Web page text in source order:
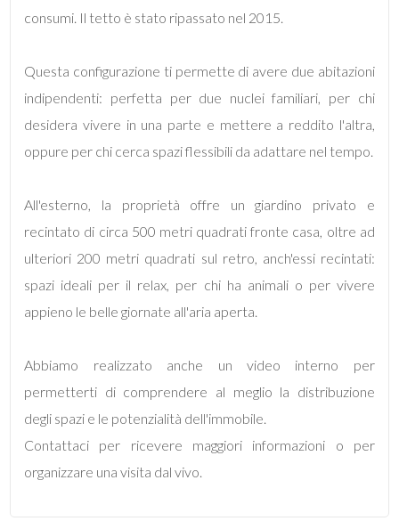
consumi. Il tetto è stato ripassato nel 2015.
Questa configurazione ti permette di avere due abitazioni
indipendenti: perfetta per due nuclei familiari, per chi
desidera vivere in una parte e mettere a reddito l'altra,
oppure per chi cerca spazi flessibili da adattare nel tempo.
All'esterno, la proprietà offre un giardino privato e
recintato di circa 500 metri quadrati fronte casa, oltre ad
ulteriori 200 metri quadrati sul retro, anch'essi recintati:
spazi ideali per il relax, per chi ha animali o per vivere
appieno le belle giornate all'aria aperta.
Abbiamo realizzato anche un video interno per
permetterti di comprendere al meglio la distribuzione
degli spazi e le potenzialità dell'immobile.
Contattaci per ricevere maggiori informazioni o per
organizzare una visita dal vivo.
2
3
4
5
5+
Camere
minime
Qualsiasi